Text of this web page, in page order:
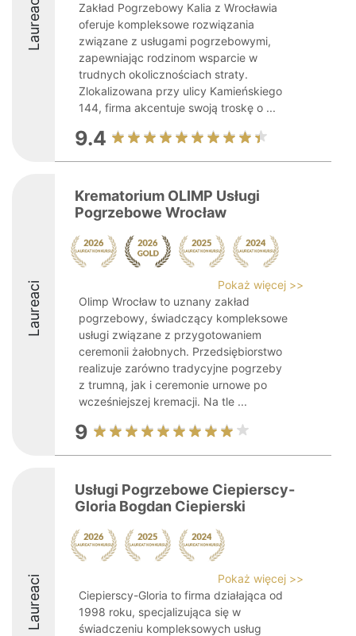
Laureaci
Zakład Pogrzebowy Kalia z Wrocławia
oferuje kompleksowe rozwiązania
związane z usługami pogrzebowymi,
zapewniając rodzinom wsparcie w
trudnych okolicznościach straty.
Zlokalizowana przy ulicy Kamieńskiego
144, firma akcentuje swoją troskę o ...
9.4
Laureaci
Krematorium OLIMP Usługi
Pogrzebowe Wrocław
Pokaż więcej >>
Olimp Wrocław to uznany zakład
pogrzebowy, świadczący kompleksowe
usługi związane z przygotowaniem
ceremonii żałobnych. Przedsiębiorstwo
realizuje zarówno tradycyjne pogrzeby
z trumną, jak i ceremonie urnowe po
wcześniejszej kremacji. Na tle ...
9
Laureaci
Usługi Pogrzebowe Ciepierscy-
Gloria Bogdan Ciepierski
Pokaż więcej >>
Ciepierscy-Gloria to firma działająca od
1998 roku, specjalizująca się w
świadczeniu kompleksowych usług